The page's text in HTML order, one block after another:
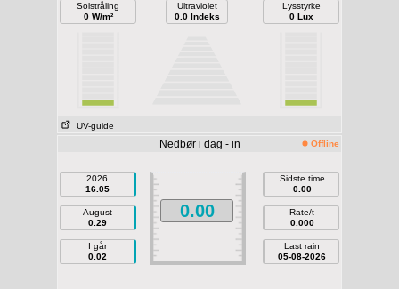
Solstråling
0 W/m²
Ultraviolet
0.0 Indeks
Lysstyrke
0 Lux
UV-guide
Nedbør i dag - in Offline
2026
16.05
August
0.29
I går
0.02
0.00
Sidste time
0.00
Rate/t
0.000
Last rain
05-08-2026